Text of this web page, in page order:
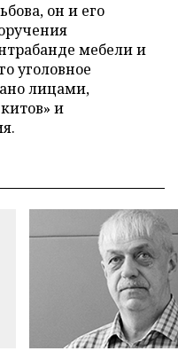
он и его
мебели и
уголовное
лицами,
и